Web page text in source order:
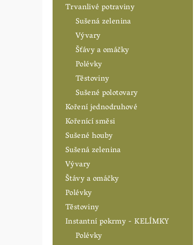
Trvanlivé potraviny
Sušená zelenina
Vývary
Šťávy a omáčky
Polévky
Těstoviny
Sušené polotovary
Koření jednodruhové
Kořenící směsi
Sušené houby
Sušená zelenina
Vývary
Štávy a omáčky
Polévky
Těstoviny
Instantní pokrmy - KELÍMKY
Polévky